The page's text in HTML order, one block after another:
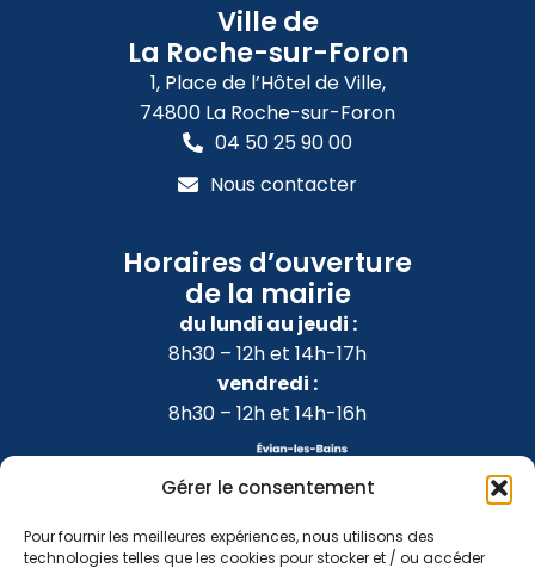
Gérer le consentement
Pour fournir les meilleures expériences, nous utilisons des
technologies telles que les cookies pour stocker et / ou accéder
Ville de
La Roche-sur-Foron
1, Place de l’Hôtel de Ville,
74800 La Roche-sur-Foron
04 50 25 90 00
Nous contacter
Horaires d’ouverture
de la mairie
du lundi au jeudi :
8h30 – 12h et 14h-17h
vendredi :
8h30 – 12h et 14h-16h